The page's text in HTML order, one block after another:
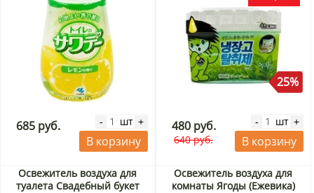
685 руб. - шт +
В корзину
25%
480 руб.
640 руб.
- шт +
В корзину
Освежитель воздуха для
туалета Свадебный букет
Освежитель воздуха для
комнаты Ягоды (Ежевика)